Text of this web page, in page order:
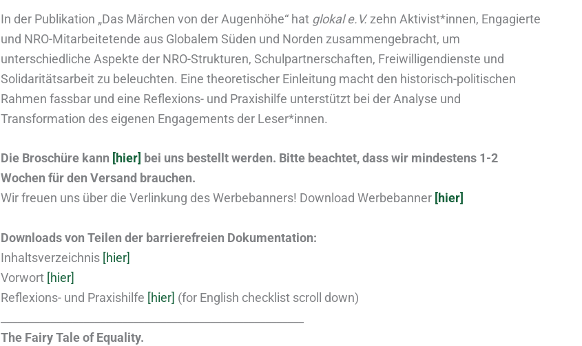
In der Publikation „Das Märchen von der Augenhöhe“ hat glokal e.V. zehn Aktivist*innen, Engagierte
und NRO-Mitarbeitetende aus Globalem Süden und Norden zusammengebracht, um
unterschiedliche Aspekte der NRO-Strukturen, Schulpartnerschaften, Freiwilligendienste und
Solidaritätsarbeit zu beleuchten. Eine theoretischer Einleitung macht den historisch-politischen
Rahmen fassbar und eine Reflexions- und Praxishilfe unterstützt bei der Analyse und
Transformation des eigenen Engagements der Leser*innen.
Die Broschüre kann [hier] bei uns bestellt werden. Bitte beachtet, dass wir mindestens 1-2
Wochen für den Versand brauchen.
Wir freuen uns über die Verlinkung des Werbebanners! Download Werbebanner [hier]
Downloads von Teilen der barrierefreien Dokumentation:
Inhaltsverzeichnis [hier]
Vorwort [hier]
Reflexions- und Praxishilfe [hier] (for English checklist scroll down)
The Fairy Tale of Equality.